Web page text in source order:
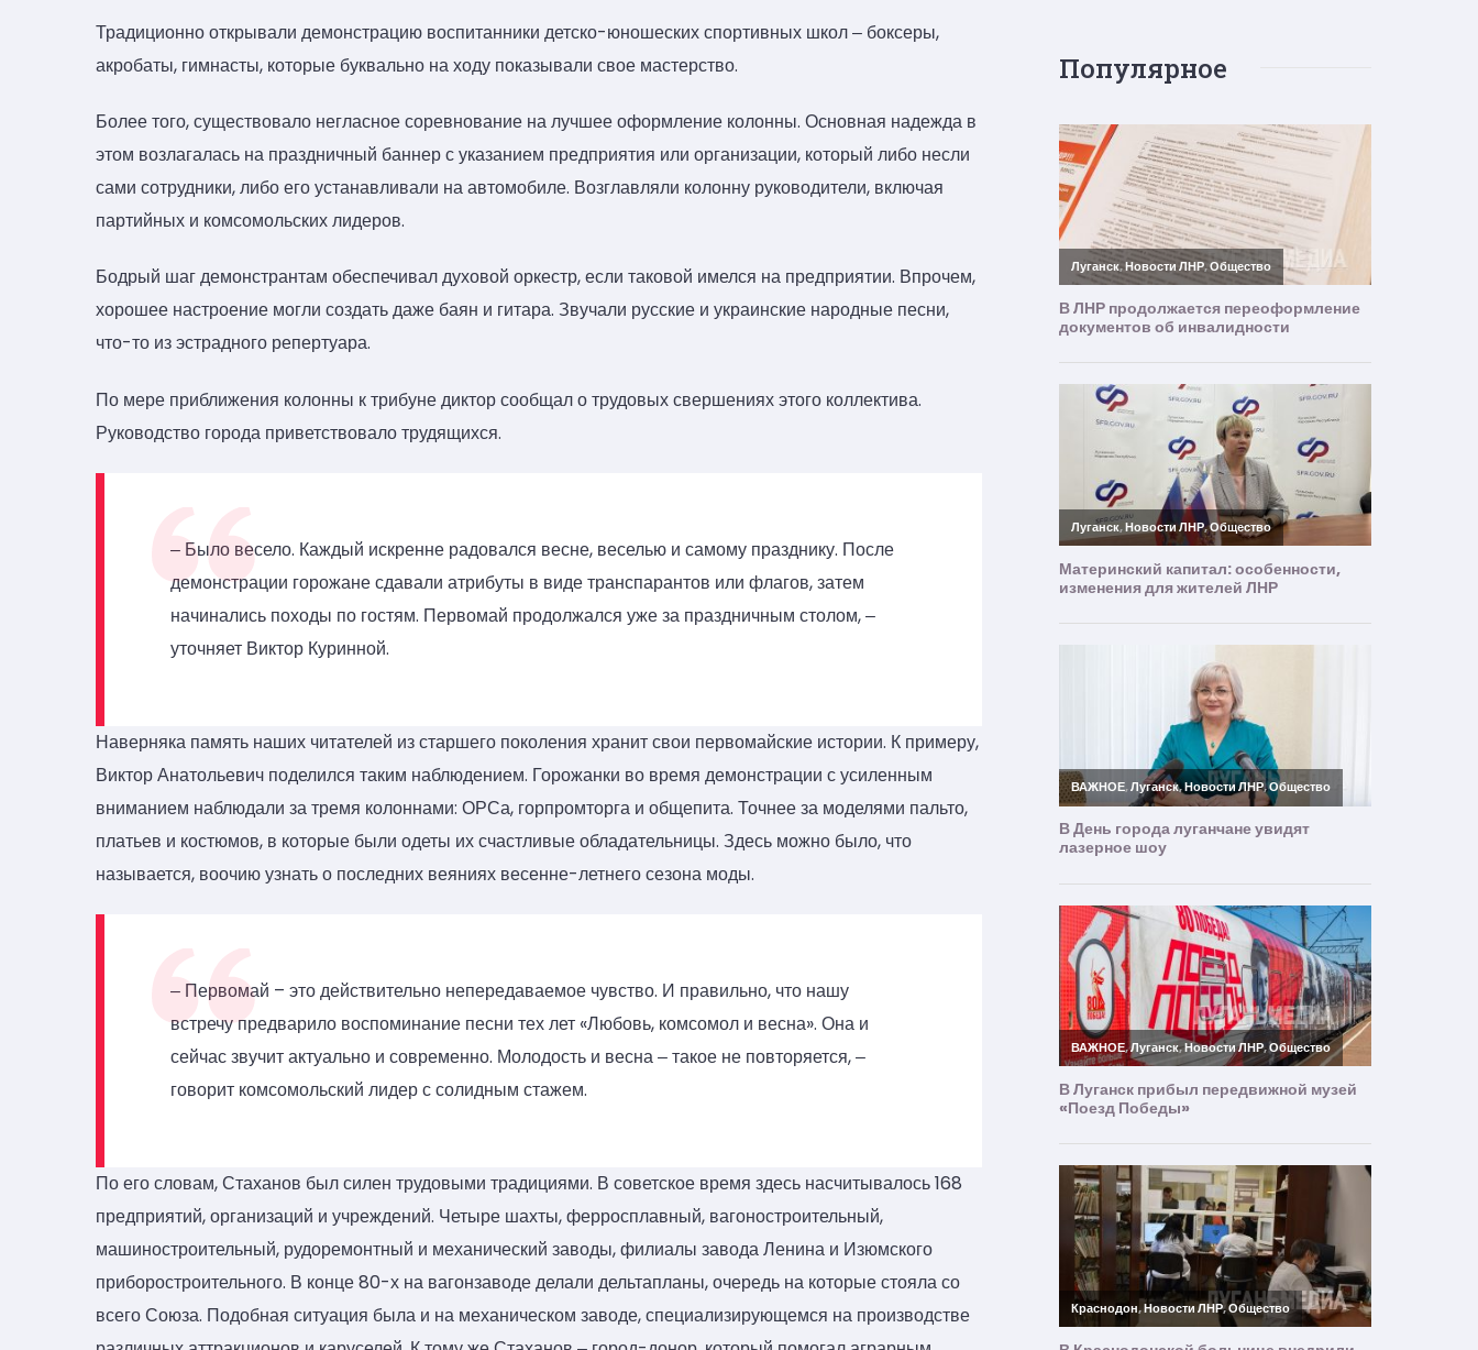
Традиционно открывали демонстрацию воспитанники детско-юношеских спортивных школ ‒ боксеры,
акробаты, гимнасты, которые буквально на ходу показывали свое мастерство.
Более того, существовало негласное соревнование на лучшее оформление колонны. Основная надежда в
этом возлагалась на праздничный баннер с указанием предприятия или организации, который либо несли
сами сотрудники, либо его устанавливали на автомобиле. Возглавляли колонну руководители, включая
партийных и комсомольских лидеров.
Бодрый шаг демонстрантам обеспечивал духовой оркестр, если таковой имелся на предприятии. Впрочем,
хорошее настроение могли создать даже баян и гитара. Звучали русские и украинские народные песни,
что-то из эстрадного репертуара.
По мере приближения колонны к трибуне диктор сообщал о трудовых свершениях этого коллектива.
Руководство города приветствовало трудящихся.
‒ Было весело. Каждый искренне радовался весне, веселью и самому празднику. После
демонстрации горожане сдавали атрибуты в виде транспарантов или флагов, затем
начинались походы по гостям. Первомай продолжался уже за праздничным столом, ‒
уточняет Виктор Куринной.
Наверняка память наших читателей из старшего поколения хранит свои первомайские истории. К примеру,
Виктор Анатольевич поделился таким наблюдением. Горожанки во время демонстрации с усиленным
вниманием наблюдали за тремя колоннами: ОРСа, горпромторга и общепита. Точнее за моделями пальто,
платьев и костюмов, в которые были одеты их счастливые обладательницы. Здесь можно было, что
называется, воочию узнать о последних веяниях весенне-летнего сезона моды.
‒ Первомай – это действительно непередаваемое чувство. И правильно, что нашу
встречу предварило воспоминание песни тех лет «Любовь, комсомол и весна». Она и
сейчас звучит актуально и современно. Молодость и весна ‒ такое не повторяется, ‒
говорит комсомольский лидер с солидным стажем.
По его словам, Стаханов был силен трудовыми традициями. В советское время здесь насчитывалось 168
предприятий, организаций и учреждений. Четыре шахты, ферросплавный, вагоностроительный,
машиностроительный, рудоремонтный и механический заводы, филиалы завода Ленина и Изюмского
приборостроительного. В конце 80-х на вагонзаводе делали дельтапланы, очередь на которые стояла со
всего Союза. Подобная ситуация была и на механическом заводе, специализирующемся на производстве
Популярное